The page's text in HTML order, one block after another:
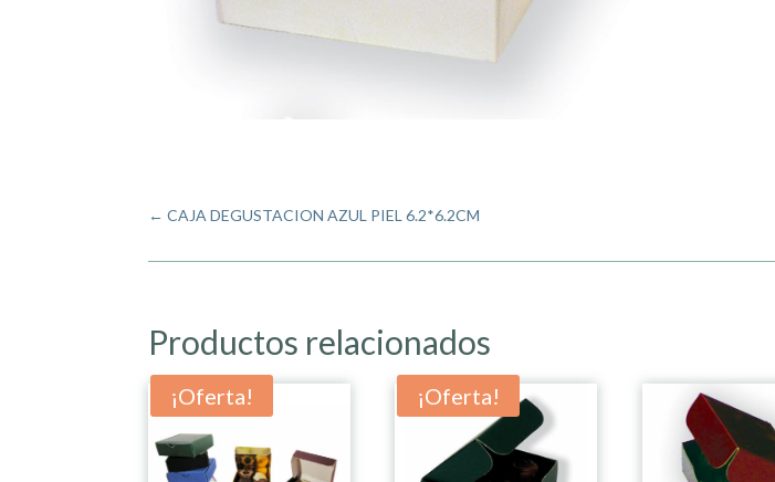
←CAJA DEGUSTACION AZUL PIEL 6.2*6.2CM
Productos relacionados
¡Oferta! ¡Oferta!